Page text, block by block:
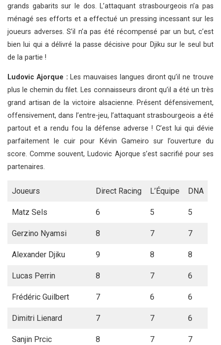
grands gabarits sur le dos. L’attaquant strasbourgeois n’a pas
ménagé ses efforts et a effectué un pressing incessant sur les
joueurs adverses. S’il n’a pas été récompensé par un but, c’est
bien lui qui a délivré la passe décisive pour Djiku sur le seul but
de la partie !
Ludovic Ajorque : Les mauvaises langues diront qu’il ne trouve
plus le chemin du filet. Les connaisseurs diront qu’il a été un très
grand artisan de la victoire alsacienne. Présent défensivement,
offensivement, dans l’entre-jeu, l’attaquant strasbourgeois a été
partout et a rendu fou la défense adverse ! C’est lui qui dévie
parfaitement le cuir pour Kévin Gameiro sur l’ouverture du
score. Comme souvent, Ludovic Ajorque s’est sacrifié pour ses
partenaires.
Joueurs Direct Racing L’Équipe DNA
Matz Sels 6 5 5
Gerzino Nyamsi 8 7 7
Alexander Djiku 9 8 8
Lucas Perrin 8 7 6
Frédéric Guilbert 7 6 6
Dimitri Lienard 7 7 6
Sanjin Prcic 8 7 7